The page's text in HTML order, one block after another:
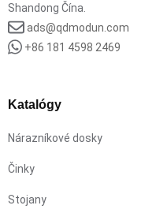
Shandong Čína.
ads@qdmodun.com
+86 181 4598 2469
Katalógy
Nárazníkové dosky
Činky
Stojany